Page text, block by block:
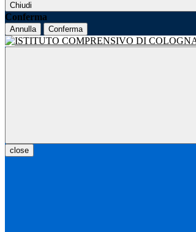
Chiudi
Conferma
Annulla Conferma
close